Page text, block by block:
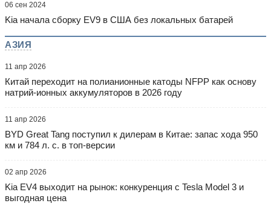
06 сен 2024
Kia начала сборку EV9 в США без локальных батарей
АЗИЯ
11 апр 2026
Китай переходит на полианионные катоды NFPP как основу
натрий-ионных аккумуляторов в 2026 году
11 апр 2026
BYD Great Tang поступил к дилерам в Китае: запас хода 950
км и 784 л. с. в топ-версии
02 апр 2026
Kia EV4 выходит на рынок: конкуренция с Tesla Model 3 и
выгодная цена